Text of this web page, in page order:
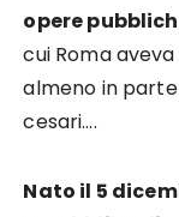
opere
cui Roma
almeno in
cesari….
Nato il 5